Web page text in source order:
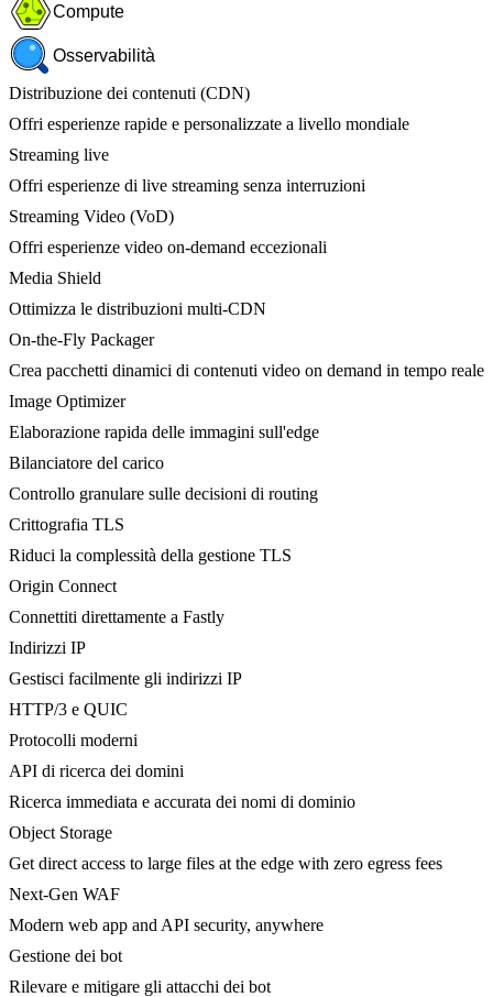
Compute
Osservabilità
Distribuzione dei contenuti (CDN)
Offri esperienze rapide e personalizzate a livello mondiale
Streaming live
Offri esperienze di live streaming senza interruzioni
Streaming Video (VoD)
Offri esperienze video on-demand eccezionali
Media Shield
Ottimizza le distribuzioni multi-CDN
On-the-Fly Packager
Crea pacchetti dinamici di contenuti video on demand in tempo reale
Image Optimizer
Elaborazione rapida delle immagini sull'edge
Bilanciatore del carico
Controllo granulare sulle decisioni di routing
Crittografia TLS
Riduci la complessità della gestione TLS
Origin Connect
Connettiti direttamente a Fastly
Indirizzi IP
Gestisci facilmente gli indirizzi IP
HTTP/3 e QUIC
Protocolli moderni
API di ricerca dei domini
Ricerca immediata e accurata dei nomi di dominio
Object Storage
Get direct access to large files at the edge with zero egress fees
Next-Gen WAF
Modern web app and API security, anywhere
Gestione dei bot
Rilevare e mitigare gli attacchi dei bot